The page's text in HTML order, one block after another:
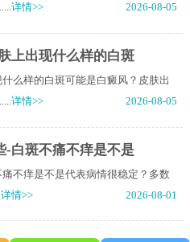
详情>> 2026-08-05
上出现什么样的白斑
么样的白斑可能是白癜风？皮肤出
详情>> 2026-08-05
-白斑不痛不痒是不是
不痒是不是代表病情很稳定？多数
详情>> 2026-08-01